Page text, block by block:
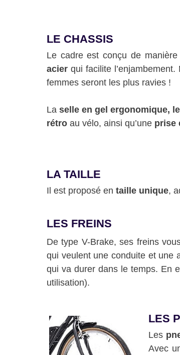
LE CHASSIS
Le cadre est conçu de
acier qui facilite
femmes seront les plus ravies !
La selle en gel ergonomique,
rétro au vélo, ainsi qu’une prise
LA TAILLE
Il est proposé en taille unique,
LES FREINS
De type V-Brake, ses freins
qui veulent une conduite et une
qui va durer dans le temps. En
utilisation).
LES
Les
Avec